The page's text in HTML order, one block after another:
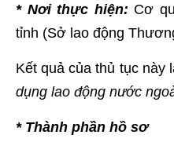
* Nơi thực hiện: Cơ
tỉnh (Sở lao động
Kết quả của thủ tục này
dụng lao động nước
* Thành phần hồ sơ